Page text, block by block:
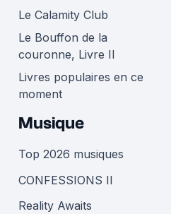
Le Calamity Club
Le Bouffon de la
couronne, Livre II
Livres populaires en ce
moment
Musique
Top 2026 musiques
CONFESSIONS II
Reality Awaits